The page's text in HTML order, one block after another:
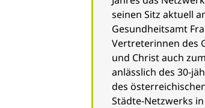
seinen Sitz aktuell
Gesundheitsamt
Vertreterinnen des
und Christ auch
anlässlich des 30-
des
Städte-Netzwerks